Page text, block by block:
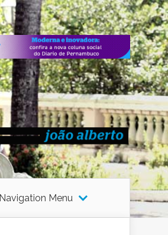
Navigation Menu